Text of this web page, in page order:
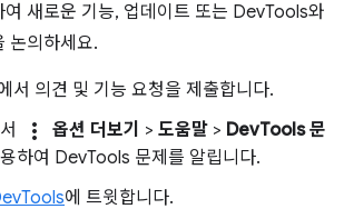
여 새로운 기능, 업데이트 또는 DevTools와
논의하세요.
서 의견 및 기능 요청을 제출합니다.
more_vert 옵션 더보기 > 도움말 > DevTools 문
하여 DevTools 문제를 알립니다.
에 트윗합니다.